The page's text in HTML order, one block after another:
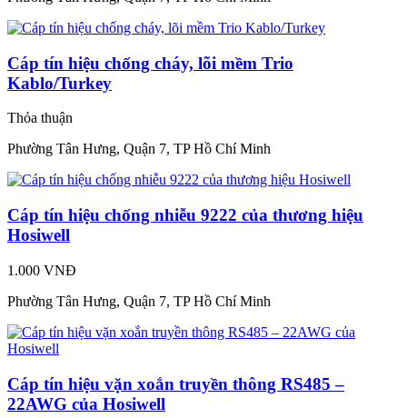
Cáp tín hiệu chống cháy, lõi mềm Trio
Kablo/Turkey
Thỏa thuận
Phường Tân Hưng, Quận 7, TP Hồ Chí Minh
Cáp tín hiệu chống nhiễu 9222 của thương hiệu
Hosiwell
1.000 VNĐ
Phường Tân Hưng, Quận 7, TP Hồ Chí Minh
Cáp tín hiệu vặn xoắn truyền thông RS485 –
22AWG của Hosiwell